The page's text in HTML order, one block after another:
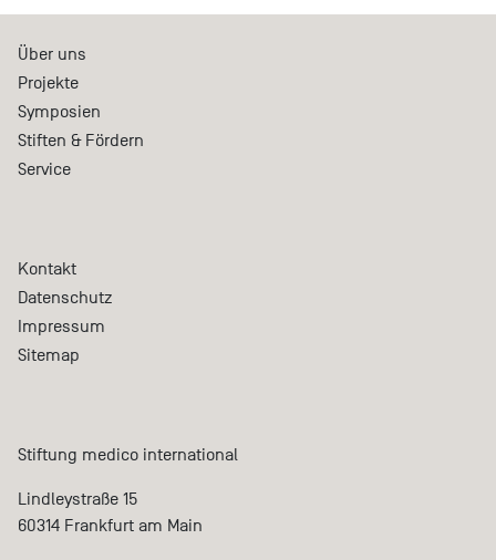
Über uns
Projekte
Symposien
Stiften & Fördern
Service
Kontakt
Datenschutz
Impressum
Sitemap
Stiftung medico international
Lindleystraße 15
60314 Frankfurt am Main